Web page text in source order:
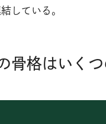
している。
骨格はいく